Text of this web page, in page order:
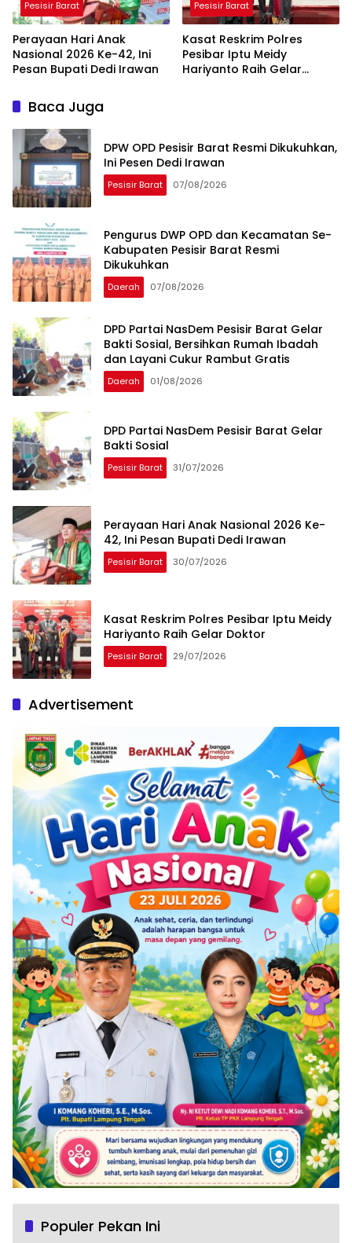
Pesisir Barat
Perayaan Hari Anak
Nasional 2026 Ke-42, Ini
Pesan Bupati Dedi Irawan
Pesisir Barat
Kasat Reskrim Polres
Pesibar Iptu Meidy
Hariyanto Raih Gelar
Baca Juga
DPW OPD Pesisir Barat Resmi Dikukuhkan,
Ini Pesen Dedi Irawan
Pesisir Barat 07/08/2026
Pengurus DWP OPD dan Kecamatan Se-
Kabupaten Pesisir Barat Resmi
Dikukuhkan
Daerah 07/08/2026
DPD Partai NasDem Pesisir Barat Gelar
Bakti Sosial, Bersihkan Rumah Ibadah
dan Layani Cukur Rambut Gratis
Daerah 01/08/2026
DPD Partai NasDem Pesisir Barat Gelar
Bakti Sosial
Pesisir Barat 31/07/2026
Perayaan Hari Anak Nasional 2026 Ke-
42, Ini Pesan Bupati Dedi Irawan
Pesisir Barat 30/07/2026
Kasat Reskrim Polres Pesibar Iptu Meidy
Hariyanto Raih Gelar Doktor
Pesisir Barat 29/07/2026
Advertisement
Populer Pekan Ini